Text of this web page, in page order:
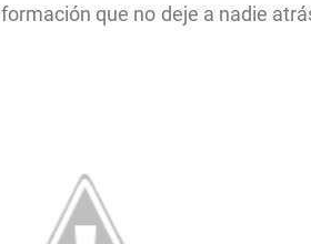
que no deje a nadie